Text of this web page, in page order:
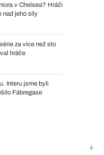
v Chelsea? Hráči
nad jeho síly
za více než sto
hráče
Interu jsme byli
Fábregase